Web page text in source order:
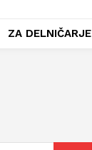
ZA DELNIČARJE